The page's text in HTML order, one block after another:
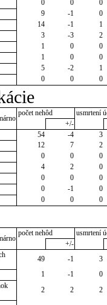
0 0
0
9 -1
0
14 -1
1
3 -3
2
1 0
0
1 0
0
5 -2
1
0 0 0
počet nehôd
usmrtení
+/-
54 -4
3
12 7
2
0 0
0
4 2
0
0 0
0
0 -1
0
0 0 0
počet nehôd
usmrtení
+/-
49 -1
3
1 -1
0
2 2
2